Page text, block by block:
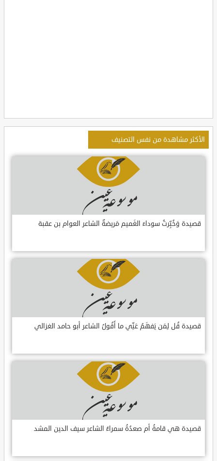
الأكثر مشاهدة من نفس التصنيف
قصيدة وَخُبِّرتُ سوداءَ الغَميم مَريضةٌ الشاعر العوام بن عقبة
قصيدة قُل لِمَن يَفهَمُ عَنِّي ما أَقُولُ الشاعر أبو حامد الغزالي
قصيدة هي قامةُ أم صعدُةُ سمراءُ الشاعر سيف الدين المشد